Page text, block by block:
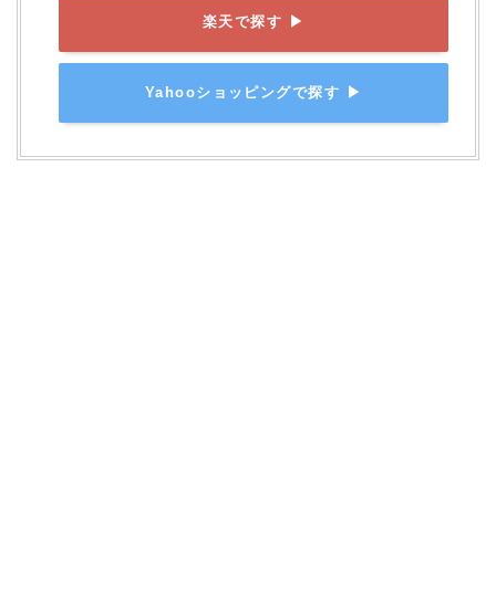
楽天で探す ▶
Yahooショッピングで探す ▶